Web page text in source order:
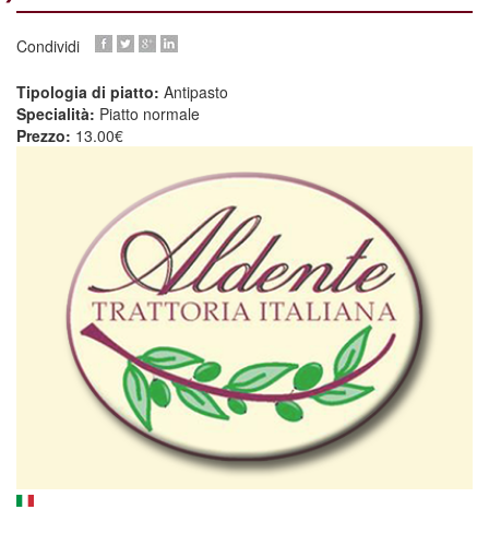
Condividi
Tipologia di piatto: Antipasto
Specialità: Piatto normale
Prezzo: 13.00€